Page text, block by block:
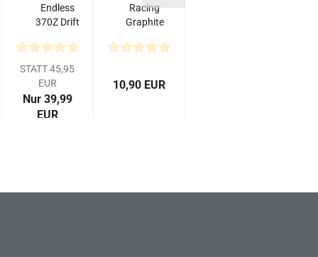
Endless
370Z Drift
Set
STATT 45,95
EUR
Nur 39,99
EUR
Racing
Graphite
Damper
MST
10,90 EUR